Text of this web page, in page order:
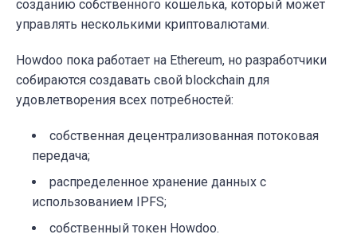
созданию собственного кошелька, который может
управлять несколькими криптовалютами.
Howdoo пока работает на Ethereum, но разработчики
собираются создавать свой blockchain для
удовлетворения всех потребностей:
собственная децентрализованная потоковая
передача;
распределенное хранение данных с
использованием IPFS;
собственный токен Howdoo.